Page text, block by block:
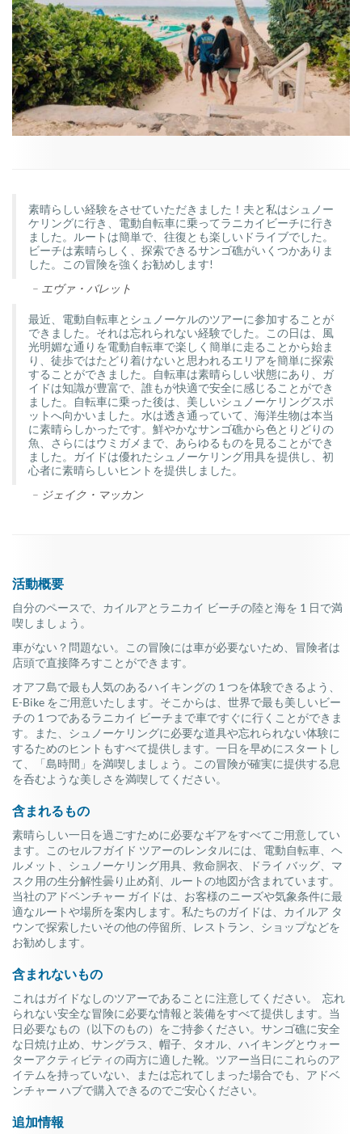
素晴らしい経験をさせていただきました！夫と私はシュノー
ケリングに行き、電動自転車に乗ってラニカイビーチに行き
ました。ルートは簡単で、往復とも楽しいドライブでした。
ビーチは素晴らしく、探索できるサンゴ礁がいくつかありま
した。この冒険を強くお勧めします!
– エヴァ・バレット
最近、電動自転車とシュノーケルのツアーに参加することが
できました。それは忘れられない経験でした。この日は、風
光明媚な通りを電動自転車で楽しく簡単に走ることから始ま
り、徒歩ではたどり着けないと思われるエリアを簡単に探索
することができました。自転車は素晴らしい状態にあり、ガ
イドは知識が豊富で、誰もが快適で安全に感じることができ
ました。自転車に乗った後は、美しいシュノーケリングスポ
ットへ向かいました。水は透き通っていて、海洋生物は本当
に素晴らしかったです。鮮やかなサンゴ礁から色とりどりの
魚、さらにはウミガメまで、あらゆるものを見ることができ
ました。ガイドは優れたシュノーケリング用具を提供し、初
心者に素晴らしいヒントを提供しました。
– ジェイク・マッカン
活動概要
自分のペースで、カイルアとラニカイ ビーチの陸と海を 1 日で満
喫しましょう。
車がない？問題ない。この冒険には車が必要ないため、冒険者は
店頭で直接降ろすことができます。
オアフ島で最も人気のあるハイキングの 1 つを体験できるよう、
E-Bike をご用意いたします。そこからは、世界で最も美しいビー
チの 1 つであるラニカイ ビーチまで車ですぐに行くことができま
す。また、シュノーケリングに必要な道具や忘れられない体験に
するためのヒントもすべて提供します。一日を早めにスタートし
て、「島時間」を満喫しましょう。この冒険が確実に提供する息
を呑むような美しさを満喫してください。
含まれるもの
素晴らしい一日を過ごすために必要なギアをすべてご用意してい
ます。このセルフガイド ツアーのレンタルには、電動自転車、ヘ
ルメット、シュノーケリング用具、救命胴衣、ドライ バッグ、マ
スク用の生分解性曇り止め剤、ルートの地図が含まれています。
当社のアドベンチャー ガイドは、お客様のニーズや気象条件に最
適なルートや場所を案内します。私たちのガイドは、カイルア タ
ウンで探索したいその他の停留所、レストラン、ショップなどを
お勧めします。
含まれないもの
これはガイドなしのツアーであることに注意してください。 忘れ
られない安全な冒険に必要な情報と装備をすべて提供します。 当
日必要なもの（以下のもの）をご持参ください。サンゴ礁に安全
な日焼け止め、サングラス、帽子、タオル、ハイキングとウォー
ターアクティビティの両方に適した靴。ツアー当日にこれらのア
イテムを持っていない、または忘れてしまった場合でも、アドベ
ンチャー ハブで購入できるのでご安心ください。
追加情報